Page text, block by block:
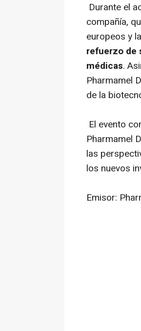
Durante el
compañía,
europeos y
refuerzo de
médicas.
Pharmamel
de la
El evento
Pharmamel
las
los nuevos
Emisor: